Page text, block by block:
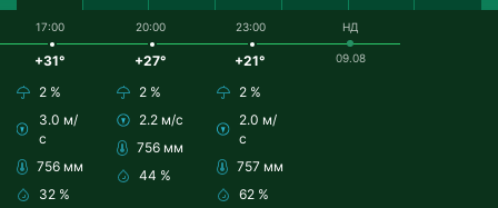
17:00
+31°
2 %
3.0 м/
с
756 мм
32 %
20:00
+27°
2 %
2.2 м/с
756 мм
44 %
23:00
+21°
2 %
2.0 м/
с
757 мм
62 %
НД
09.08